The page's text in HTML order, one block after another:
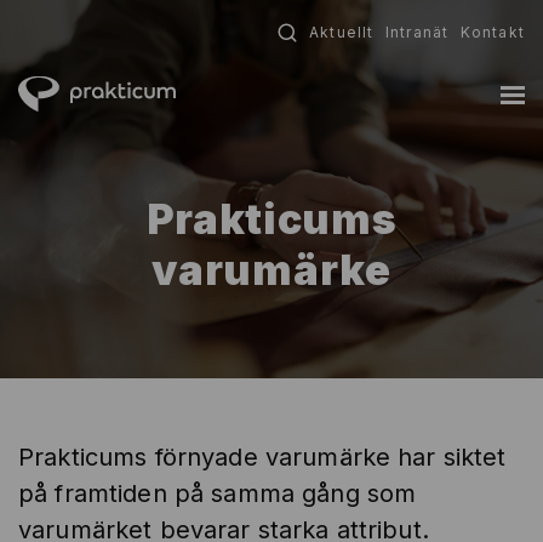
innehållet
Aktuellt Intranät Kontakt
Prakticums
varumärke
Prakticums förnyade varumärke har siktet
på framtiden på samma gång som
varumärket bevarar starka attribut.